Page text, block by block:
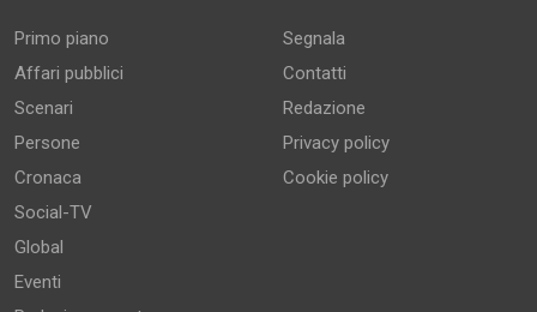
Primo piano
Affari pubblici
Scenari
Persone
Cronaca
Social-TV
Global
Eventi
Segnala
Contatti
Redazione
Privacy policy
Cookie policy